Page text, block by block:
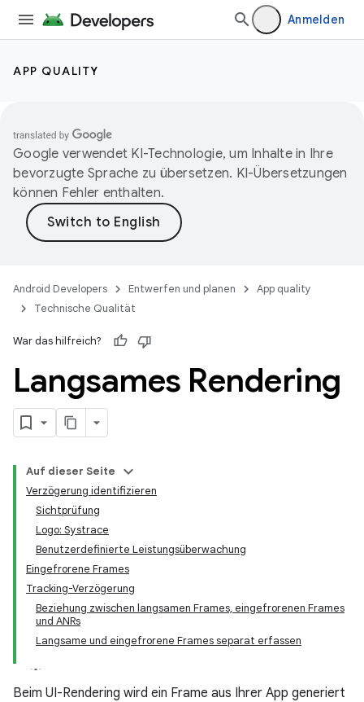
Anmelden
APP QUALITY
Google verwendet KI-Technologie, um Inhalte in Ihre
bevorzugte Sprache zu übersetzen. KI-Übersetzungen
können Fehler enthalten.
Android Developers Entwerfen und planen
App quality
Technische Qualität
War das hilfreich?
Langsames Rendering
Auf dieser Seite
Verzögerung identifizieren
Sichtprüfung
Logo: Systrace
Benutzerdefinierte Leistungsüberwachung
Eingefrorene Frames
Tracking-Verzögerung
Beziehung zwischen langsamen Frames, eingefrorenen Frames
und ANRs
Langsame und eingefrorene Frames separat erfassen
Beim UI-Rendering wird ein Frame aus Ihrer App generiert